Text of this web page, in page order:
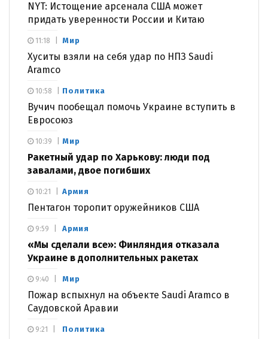
NYT: Истощение арсенала США может
придать уверенности России и Китаю
Мир
Хуситы взяли на себя удар по НПЗ Saudi
Aramco
11:18
Политика
Вучич пообещал помочь Украине вступить в
Евросоюз
10:58
Мир
Ракетный удар по Харькову: люди под
завалами, двое погибших
10:39
Армия
Пентагон торопит оружейников США
10:21
Армия
«Мы сделали все»: Финляндия отказала
Украине в дополнительных ракетах
9:59
Мир
Пожар вспыхнул на объекте Saudi Aramco в
Саудовской Аравии
9:40
Политика
9:21